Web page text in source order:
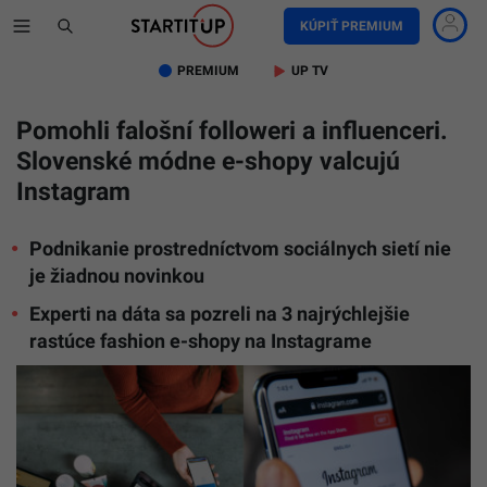
KÚPIŤ PREMIUM
PREMIUM UP TV
Pomohli falošní followeri a influenceri.
Slovenské módne e-shopy valcujú
Instagram
Podnikanie prostredníctvom sociálnych sietí nie
je žiadnou novinkou
Experti na dáta sa pozreli na 3 najrýchlejšie
rastúce fashion e-shopy na Instagrame